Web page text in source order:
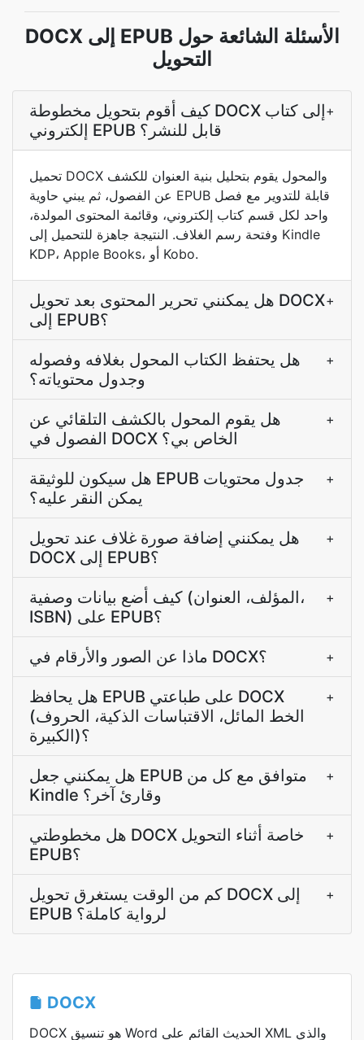
DOCX إلى EPUB الأسئلة الشائعة حول
التحويل
كيف أقوم بتحويل مخطوطة DOCX إلى كتاب
إلكتروني EPUB قابل للنشر؟
+
تحميل DOCX والمحول يقوم بتحليل بنية العنوان للكشف
عن الفصول، ثم يبني حاوية EPUB قابلة للتدوير مع فصل
واحد لكل قسم كتاب إلكتروني، وقائمة المحتوى المولدة،
وفتحة رسم الغلاف. النتيجة جاهزة للتحميل إلى Kindle
KDP، Apple Books، أو Kobo.
هل يمكنني تحرير المحتوى بعد تحويل DOCX
إلى EPUB؟
+
هل يحتفظ الكتاب المحول بغلافه وفصوله
وجدول محتوياته؟
+
هل يقوم المحول بالكشف التلقائي عن
الفصول في DOCX الخاص بي؟
+
هل سيكون للوثيقة EPUB جدول محتويات
يمكن النقر عليه؟
+
هل يمكنني إضافة صورة غلاف عند تحويل
DOCX إلى EPUB؟
+
كيف أضع بيانات وصفية (المؤلف، العنوان،
ISBN) على EPUB؟
+
ماذا عن الصور والأرقام في DOCX؟ +
هل يحافظ EPUB على طباعتي DOCX
(الخط المائل، الاقتباسات الذكية، الحروف
الكبيرة)؟
+
هل يمكنني جعل EPUB متوافق مع كل من
Kindle وقارئ آخر؟
+
هل مخطوطتي DOCX خاصة أثناء التحويل
EPUB؟
+
كم من الوقت يستغرق تحويل DOCX إلى
EPUB لرواية كاملة؟
+
DOCX
DOCX هو تنسيق Word الحديث القائم على XML والذي